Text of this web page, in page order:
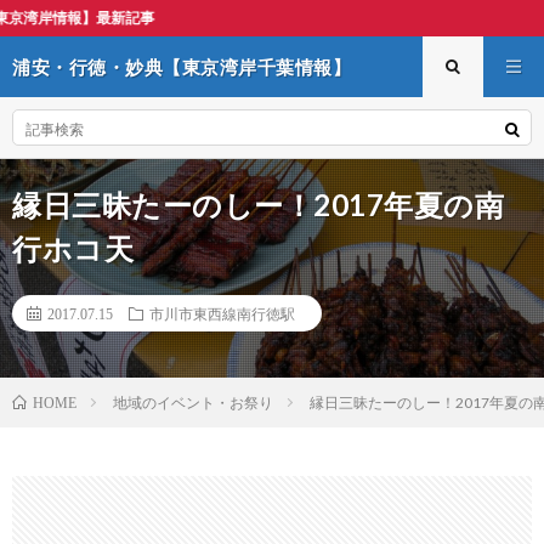
浦安・行徳・妙典【東京湾岸千葉情報】
縁日三昧たーのしー！2017年夏の南
行ホコ天
2017.07.15 市川市東西線南行徳駅
HOME 地域のイベント・お祭り 縁日三昧たーのしー！2017年夏の